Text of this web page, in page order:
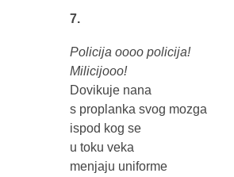
7.
Policija oooo policija!
Milicijooo!
Dovikuje nana
s proplanka svog mozga
ispod kog se
u toku veka
menjaju uniforme